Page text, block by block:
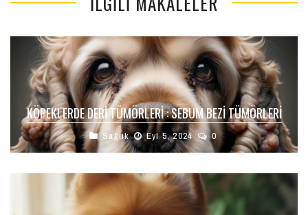
KÖPEKLERDE DERI TÜMÖRLERI : SEBUM BEZI TÜMÖRLERI
Sağlık Eyl 5, 2024 0